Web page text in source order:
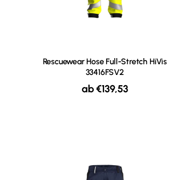
Rescuewear Hose Full-Stretch HiVis
33416FSV2
ab€139,53